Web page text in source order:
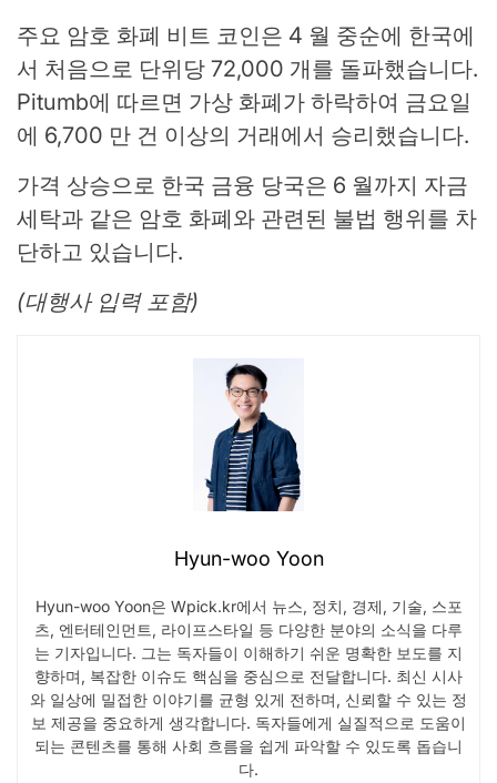
주요 암호 화폐 비트 코인은 4 월 중순에 한국에
서 처음으로 단위당 72,000 개를 돌파했습니다.
Pitumb에 따르면 가상 화폐가 하락하여 금요일
에 6,700 만 건 이상의 거래에서 승리했습니다.
가격 상승으로 한국 금융 당국은 6 월까지 자금
세탁과 같은 암호 화폐와 관련된 불법 행위를 차
단하고 있습니다.
(대행사 입력 포함)
Hyun-woo Yoon
Hyun-woo Yoon은 Wpick.kr에서 뉴스, 정치, 경제, 기술, 스포
츠, 엔터테인먼트, 라이프스타일 등 다양한 분야의 소식을 다루
는 기자입니다. 그는 독자들이 이해하기 쉬운 명확한 보도를 지
향하며, 복잡한 이슈도 핵심을 중심으로 전달합니다. 최신 시사
와 일상에 밀접한 이야기를 균형 있게 전하며, 신뢰할 수 있는 정
보 제공을 중요하게 생각합니다. 독자들에게 실질적으로 도움이
되는 콘텐츠를 통해 사회 흐름을 쉽게 파악할 수 있도록 돕습니
다.